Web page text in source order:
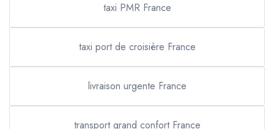
taxi PMR France
taxi port de croisière France
livraison urgente France
transport grand confort France